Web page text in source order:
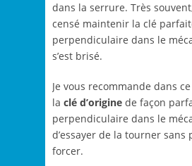
dans la serrure. Très
censé maintenir la clé
perpendiculaire dans le
s’est brisé.
Je vous recommande dans
la clé d’origine de façon
perpendiculaire dans le
d’essayer de la tourner sans
forcer.